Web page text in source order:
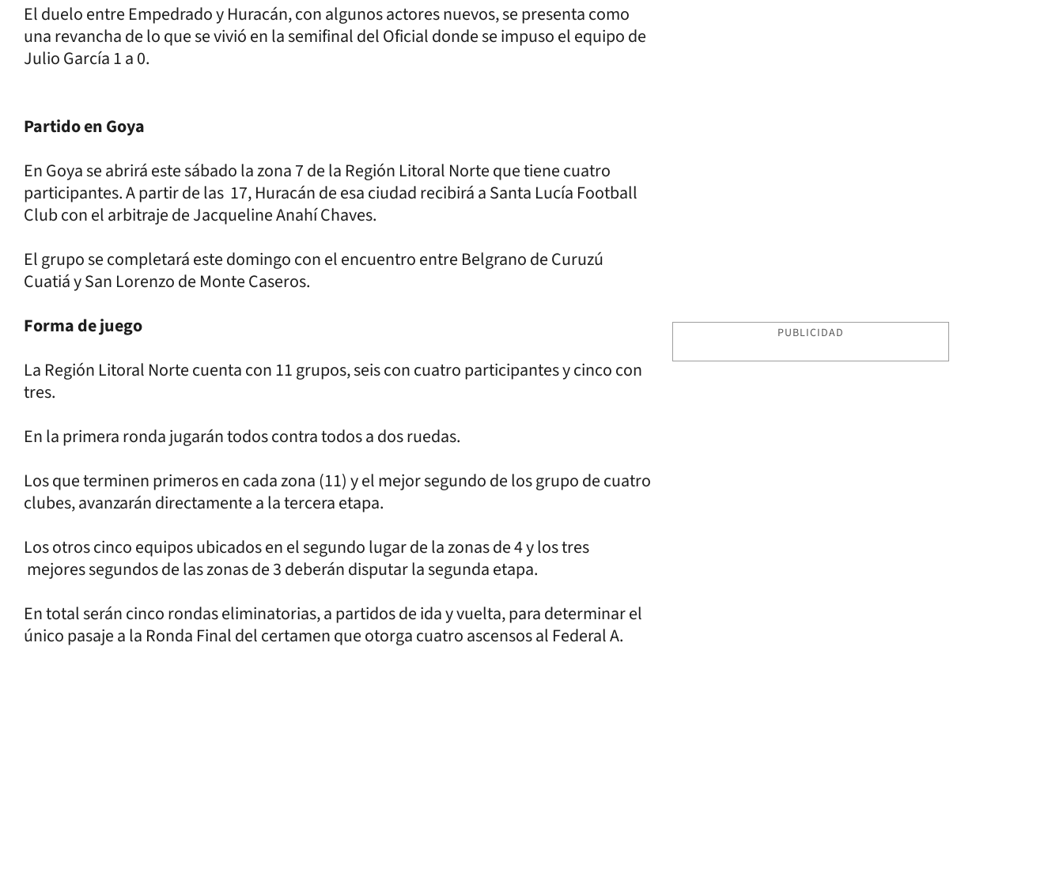
El duelo entre Empedrado y Huracán, con algunos actores nuevos, se presenta como
una revancha de lo que se vivió en la semifinal del Oficial donde se impuso el equipo de
Julio García 1 a 0.
Partido en Goya
En Goya se abrirá este sábado la zona 7 de la Región Litoral Norte que tiene cuatro
participantes. A partir de las 17, Huracán de esa ciudad recibirá a Santa Lucía Football
Club con el arbitraje de Jacqueline Anahí Chaves.
El grupo se completará este domingo con el encuentro entre Belgrano de Curuzú
Cuatiá y San Lorenzo de Monte Caseros.
Forma de juego
La Región Litoral Norte cuenta con 11 grupos, seis con cuatro participantes y cinco con
tres.
En la primera ronda jugarán todos contra todos a dos ruedas.
Los que terminen primeros en cada zona (11) y el mejor segundo de los grupo de cuatro
clubes, avanzarán directamente a la tercera etapa.
Los otros cinco equipos ubicados en el segundo lugar de la zonas de 4 y los tres
mejores segundos de las zonas de 3 deberán disputar la segunda etapa.
En total serán cinco rondas eliminatorias, a partidos de ida y vuelta, para determinar el
único pasaje a la Ronda Final del certamen que otorga cuatro ascensos al Federal A.
PUBLICIDAD